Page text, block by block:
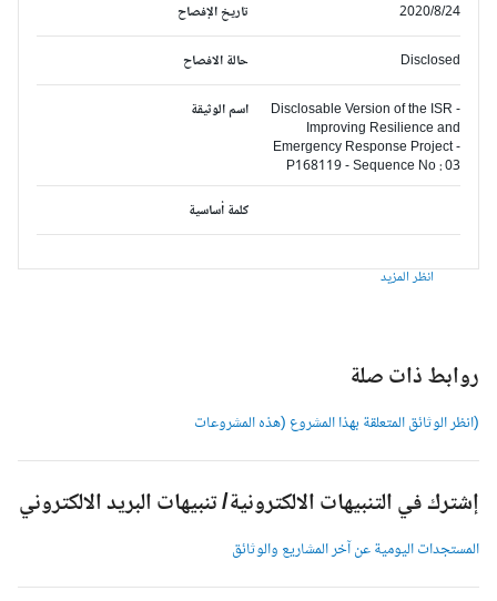
تاريخ الإفصاح 2020/8/24
حالة الافصاح Disclosed
اسم الوثيقة
Disclosable Version of the ISR -
Improving Resilience and
Emergency Response Project -
P168119 - Sequence No : 03
كلمة أساسية
انظر المزيد
روابط ذات صلة
(انظر الوثائق المتعلقة بهذا المشروع (هذه المشروعات
إشترك في التنبيهات الالكترونية/ تنبيهات البريد الالكتروني
المستجدات اليومية عن آخر المشاريع والوثائق